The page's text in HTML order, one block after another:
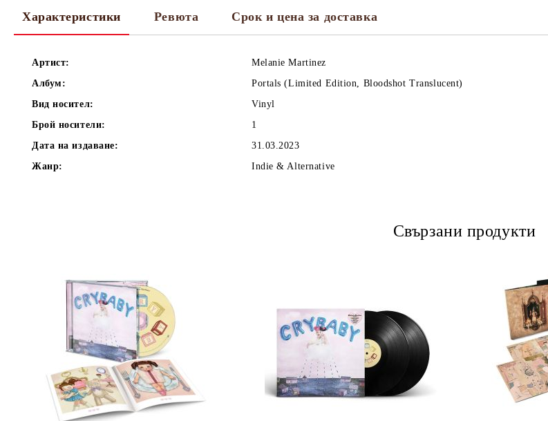
Характеристики Ревюта Срок и цена за доставка
Артист:
Melanie Martinez
Албум:
Portals (Limited Edition, Bloodshot Translucent)
Вид носител:
Vinyl
Брой носители:
1
Дата на издаване:
31.03.2023
Жанр:
Indie & Alternative
Свързани продукти